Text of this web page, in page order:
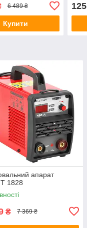
6 489 ₴
Купити
апарат
1828
₴ 7 369 ₴